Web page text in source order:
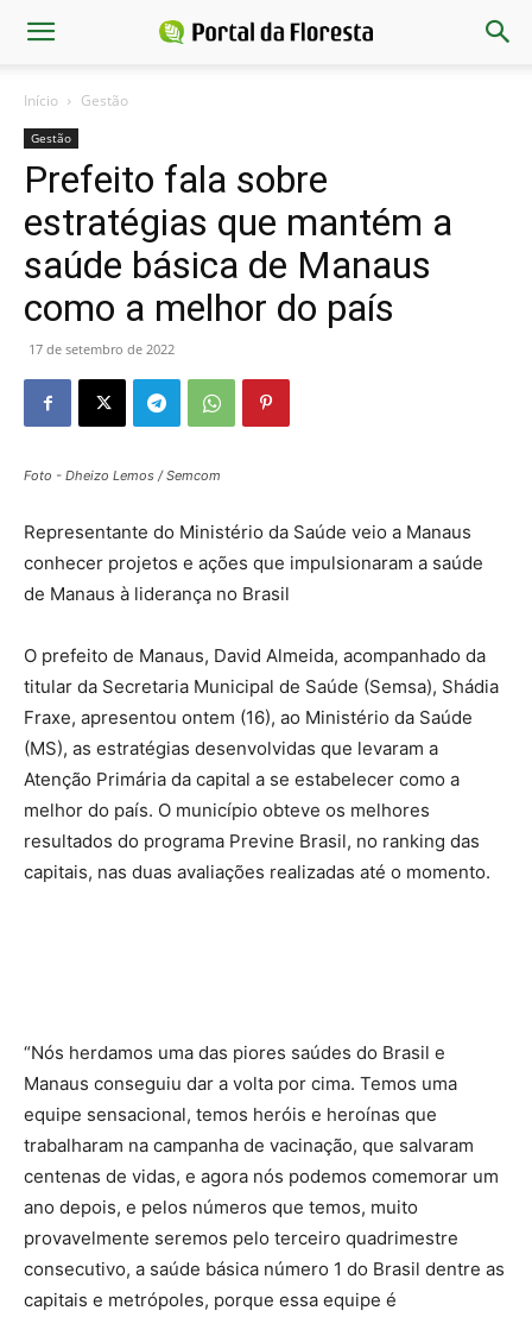
Início Gestão
Gestão
Prefeito fala sobre
estratégias que mantém a
saúde básica de Manaus
como a melhor do país
17 de setembro de 2022
Foto - Dheizo Lemos / Semcom
Representante do Ministério da Saúde veio a Manaus
conhecer projetos e ações que impulsionaram a saúde
de Manaus à liderança no Brasil
O prefeito de Manaus, David Almeida, acompanhado da
titular da Secretaria Municipal de Saúde (Semsa), Shádia
Fraxe, apresentou ontem (16), ao Ministério da Saúde
(MS), as estratégias desenvolvidas que levaram a
Atenção Primária da capital a se estabelecer como a
melhor do país. O município obteve os melhores
resultados do programa Previne Brasil, no ranking das
capitais, nas duas avaliações realizadas até o momento.
“Nós herdamos uma das piores saúdes do Brasil e
Manaus conseguiu dar a volta por cima. Temos uma
equipe sensacional, temos heróis e heroínas que
trabalharam na campanha de vacinação, que salvaram
centenas de vidas, e agora nós podemos comemorar um
ano depois, e pelos números que temos, muito
provavelmente seremos pelo terceiro quadrimestre
consecutivo, a saúde básica número 1 do Brasil dentre as
capitais e metrópoles, porque essa equipe é